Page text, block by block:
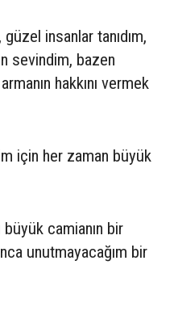
insanlar tanıdım,
sevindim, bazen
hakkını vermek
için her zaman büyük
camianın bir
unutmayacağım bir